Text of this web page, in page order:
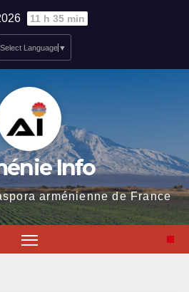
11 h 35 min
Select Language ▼
Info
arménienne de France